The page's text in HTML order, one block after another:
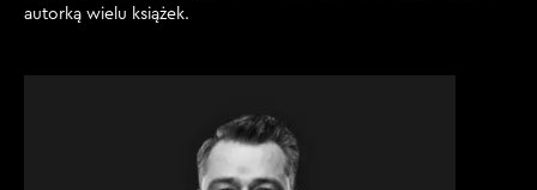
autorką wielu książek.